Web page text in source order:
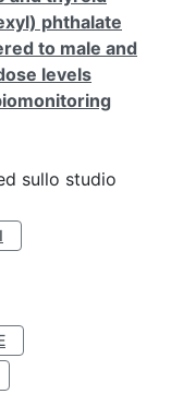
phthalate
to male and
levels
sullo studio